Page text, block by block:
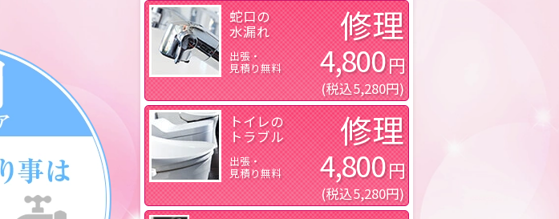
蛇口の
水漏れ 修理
出張・
見積り無料 4,800円
(税込5,280円)
トイレの
トラブル 修理
出張・
見積り無料 4,800円
(税込5,280円)